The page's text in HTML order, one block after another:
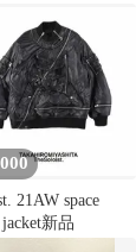
21AW space
新品